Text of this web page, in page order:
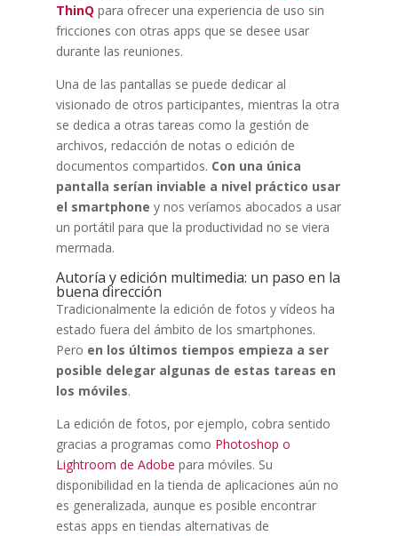
ThinQ para ofrecer una experiencia de uso sin
fricciones con otras apps que se desee usar
durante las reuniones.
Una de las pantallas se puede dedicar al
visionado de otros participantes, mientras la otra
se dedica a otras tareas como la gestión de
archivos, redacción de notas o edición de
documentos compartidos. Con una única
pantalla serían inviable a nivel práctico usar
el smartphone y nos veríamos abocados a usar
un portátil para que la productividad no se viera
mermada.
Autoría y edición multimedia: un paso en la
buena dirección
Tradicionalmente la edición de fotos y vídeos ha
estado fuera del ámbito de los smartphones.
Pero en los últimos tiempos empieza a ser
posible delegar algunas de estas tareas en
los móviles.
La edición de fotos, por ejemplo, cobra sentido
gracias a programas como Photoshop o
Lightroom de Adobe para móviles. Su
disponibilidad en la tienda de aplicaciones aún no
es generalizada, aunque es posible encontrar
estas apps en tiendas alternativas de